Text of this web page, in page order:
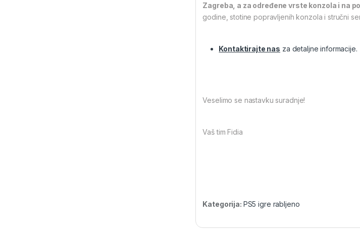
Zagreba, a za određene vrste konzola i na
godine, stotine popravljenih konzola i stručni
Kontaktirajte nas za detaljne informacije.
Veselimo se nastavku suradnje!
Vaš tim Fidia
Kategorija: PS5 igre rabljeno